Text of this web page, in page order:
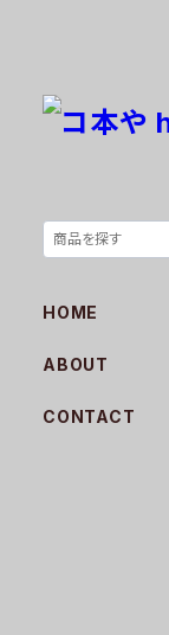
HOME
ABOUT
CONTACT